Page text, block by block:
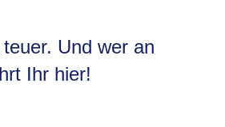
Und wer an
Ihr hier!